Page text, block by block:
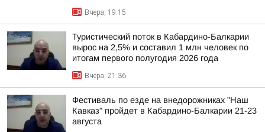
Вчера, 19:15
Туристический поток в Кабардино-Балкарии
вырос на 2,5% и составил 1 млн человек по
итогам первого полугодия 2026 года
Вчера, 21:36
Фестиваль по езде на внедорожниках "Наш
Кавказ" пройдет в Кабардино-Балкарии 21-23
августа